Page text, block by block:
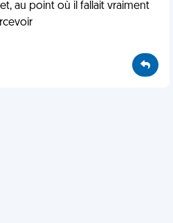
au point où il fallait vraiment